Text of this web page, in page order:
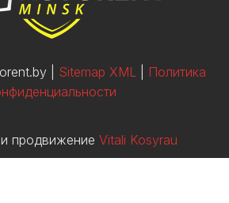
| Sitemap XML
Политика
продвижение Vitali Kosyrau